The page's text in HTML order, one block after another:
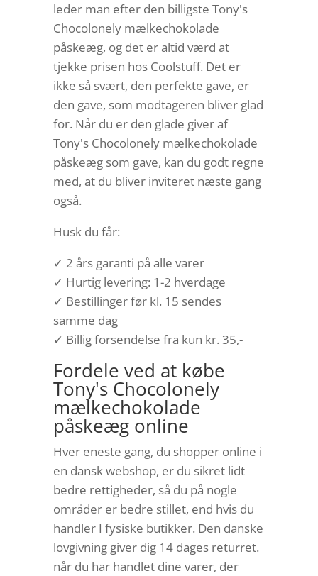
leder man efter den billigste Tony's
Chocolonely mælkechokolade
påskeæg, og det er altid værd at
tjekke prisen hos Coolstuff. Det er
ikke så svært, den perfekte gave, er
den gave, som modtageren bliver glad
for. Når du er den glade giver af
Tony's Chocolonely mælkechokolade
påskeæg som gave, kan du godt regne
med, at du bliver inviteret næste gang
også.
Husk du får:
✓ 2 års garanti på alle varer
✓ Hurtig levering: 1-2 hverdage
✓ Bestillinger før kl. 15 sendes
samme dag
✓ Billig forsendelse fra kun kr. 35,-
Fordele ved at købe
Tony's Chocolonely
mælkechokolade
påskeæg online
Hver eneste gang, du shopper online i
en dansk webshop, er du sikret lidt
bedre rettigheder, så du på nogle
områder er bedre stillet, end hvis du
handler I fysiske butikker. Den danske
lovgivning giver dig 14 dages returret.
når du har handlet dine varer, der